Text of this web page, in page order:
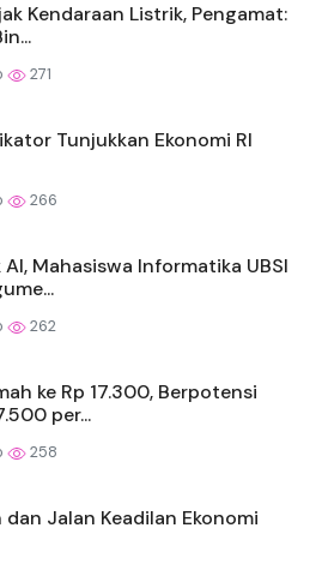
Kendaraan Listrik, Pengamat:
271
Tunjukkan Ekonomi RI
266
Mahasiswa Informatika UBSI
262
ke Rp 17.300, Berpotensi
per...
258
Jalan Keadilan Ekonomi